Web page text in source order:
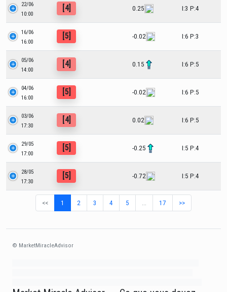
22/06
10:00
[4] 0.25 I:3 P:4
16/06
16:00
[5] -0.02 I:6 P:3
05/06
14:00
[4] 0.15 I:6 P:5
04/06
16:00
[5] -0.02 I:6 P:5
03/06
17:30
[4] 0.02 I:6 P:5
29/05
17:00
[5] -0.25 I:5 P:4
28/05
17:30
[5] -0.72 I:5 P:4
<< 1 2 3 4 5 17 >>
© MarketMiracleAdvisor